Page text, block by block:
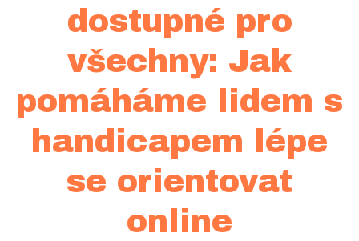
dostupné pro
všechny: Jak
pomáháme lidem s
handicapem lépe
se orientovat
online